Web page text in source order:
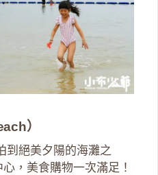
）
到絕美夕陽的海灘之
，美食購物一次滿足！